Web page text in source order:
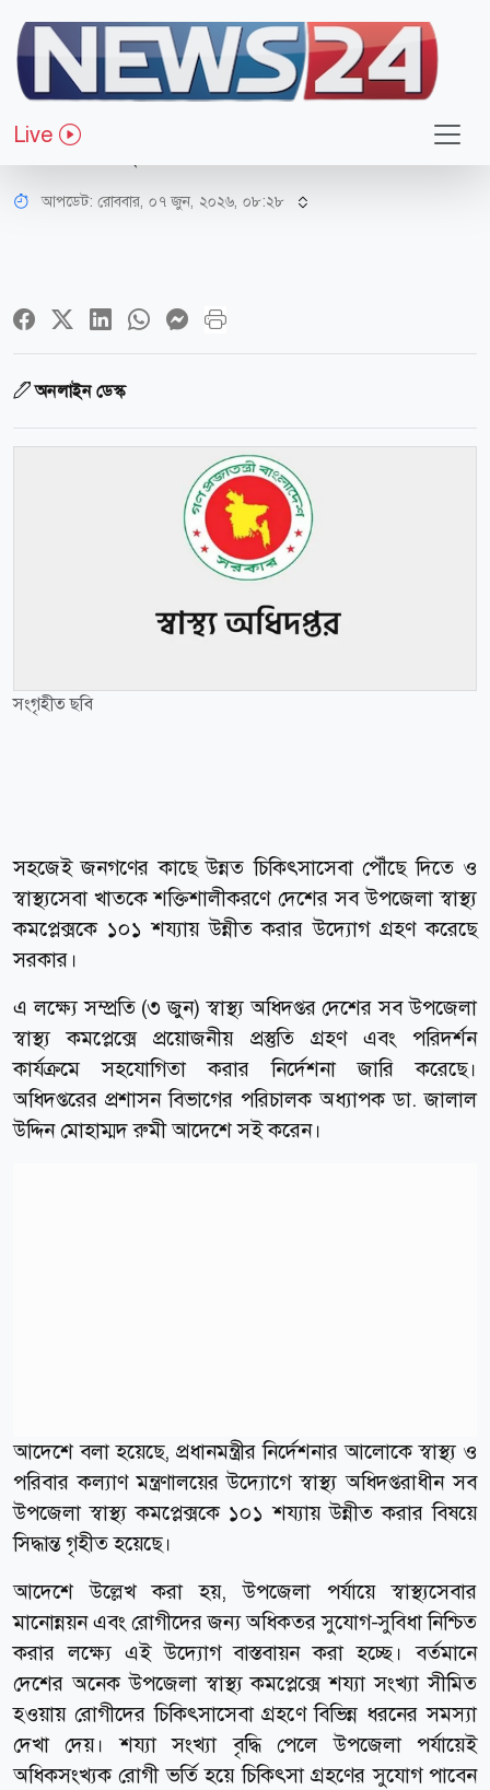
Live
স্বাস্থ্য
দেশের সব উপজেলা স্বাস্থ্য কমপ্লেক্সের
জন্য বড় সুখবর
আপডেট: রোববার, ০৭ জুন, ২০২৬, ০৮:২৮
অনলাইন ডেস্ক
সংগৃহীত ছবি
সহজেই জনগণের কাছে উন্নত চিকিৎসাসেবা পৌঁছে দিতে ও
স্বাস্থ্যসেবা খাতকে শক্তিশালীকরণে দেশের সব উপজেলা স্বাস্থ্য
কমপ্লেক্সকে ১০১ শয্যায় উন্নীত করার উদ্যোগ গ্রহণ করেছে
সরকার।
এ লক্ষ্যে সম্প্রতি (৩ জুন) স্বাস্থ্য অধিদপ্তর দেশের সব উপজেলা
স্বাস্থ্য কমপ্লেক্সে প্রয়োজনীয় প্রস্তুতি গ্রহণ এবং পরিদর্শন
কার্যক্রমে সহযোগিতা করার নির্দেশনা জারি করেছে।
অধিদপ্তরের প্রশাসন বিভাগের পরিচালক অধ্যাপক ডা. জালাল
উদ্দিন মোহাম্মদ রুমী আদেশে সই করেন।
আদেশে বলা হয়েছে, প্রধানমন্ত্রীর নির্দেশনার আলোকে স্বাস্থ্য ও
পরিবার কল্যাণ মন্ত্রণালয়ের উদ্যোগে স্বাস্থ্য অধিদপ্তরাধীন সব
উপজেলা স্বাস্থ্য কমপ্লেক্সকে ১০১ শয্যায় উন্নীত করার বিষয়ে
সিদ্ধান্ত গৃহীত হয়েছে।
আদেশে উল্লেখ করা হয়, উপজেলা পর্যায়ে স্বাস্থ্যসেবার
মানোন্নয়ন এবং রোগীদের জন্য অধিকতর সুযোগ-সুবিধা নিশ্চিত
করার লক্ষ্যে এই উদ্যোগ বাস্তবায়ন করা হচ্ছে। বর্তমানে
দেশের অনেক উপজেলা স্বাস্থ্য কমপ্লেক্সে শয্যা সংখ্যা সীমিত
হওয়ায় রোগীদের চিকিৎসাসেবা গ্রহণে বিভিন্ন ধরনের সমস্যা
দেখা দেয়। শয্যা সংখ্যা বৃদ্ধি পেলে উপজেলা পর্যায়েই
অধিকসংখ্যক রোগী ভর্তি হয়ে চিকিৎসা গ্রহণের সুযোগ পাবেন